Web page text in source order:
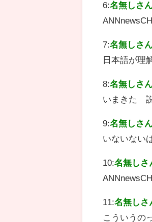
6:名無しさ
7:名無しさ
日本語が理
8:名無しさ
いまきた
9:名無しさ
いないない
10:名無しさ
11:名無しさ
こういうの